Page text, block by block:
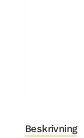
Beskrivning